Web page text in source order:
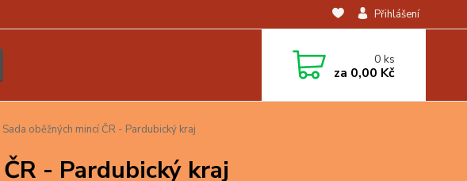
Přihlášení
0ks
za 0,00 Kč
oběžných mincí ČR - Pardubický kraj
- Pardubický kraj